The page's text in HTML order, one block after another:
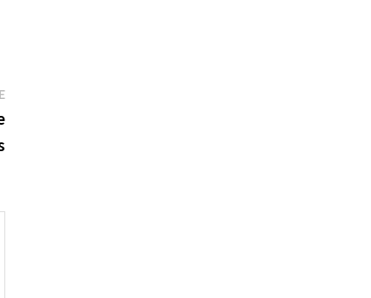
Publication
suivante :